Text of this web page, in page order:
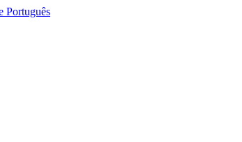
Português